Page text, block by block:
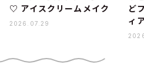
♡ アイスクリームメイク
2026.07.29
ど
ィ